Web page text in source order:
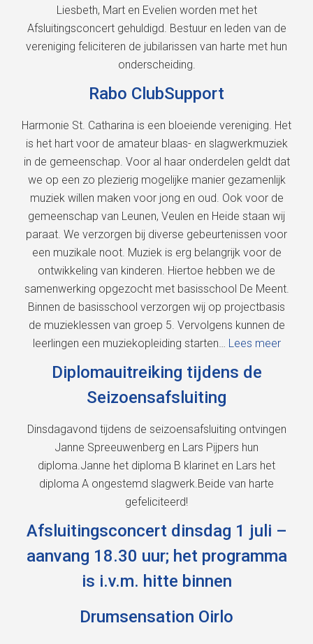
Liesbeth, Mart en Evelien worden met het
Afsluitingsconcert gehuldigd. Bestuur en leden van de
vereniging feliciteren de jubilarissen van harte met hun
onderscheiding.
Rabo ClubSupport
Harmonie St. Catharina is een bloeiende vereniging. Het
is het hart voor de amateur blaas- en slagwerkmuziek
in de gemeenschap. Voor al haar onderdelen geldt dat
we op een zo plezierig mogelijke manier gezamenlijk
muziek willen maken voor jong en oud. Ook voor de
gemeenschap van Leunen, Veulen en Heide staan wij
paraat. We verzorgen bij diverse gebeurtenissen voor
een muzikale noot. Muziek is erg belangrijk voor de
ontwikkeling van kinderen. Hiertoe hebben we de
samenwerking opgezocht met basisschool De Meent.
Binnen de basisschool verzorgen wij op projectbasis
de muzieklessen van groep 5. Vervolgens kunnen de
leerlingen een muziekopleiding starten… Lees meer
Diplomauitreiking tijdens de
Seizoensafsluiting
Dinsdagavond tijdens de seizoensafsluiting ontvingen
Janne Spreeuwenberg en Lars Pijpers hun
diploma.Janne het diploma B klarinet en Lars het
diploma A ongestemd slagwerk.Beide van harte
gefeliciteerd!
Afsluitingsconcert dinsdag 1 juli –
aanvang 18.30 uur; het programma
is i.v.m. hitte binnen
Drumsensation Oirlo